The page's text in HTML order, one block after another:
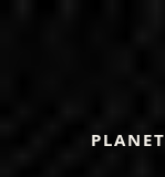
PLANET